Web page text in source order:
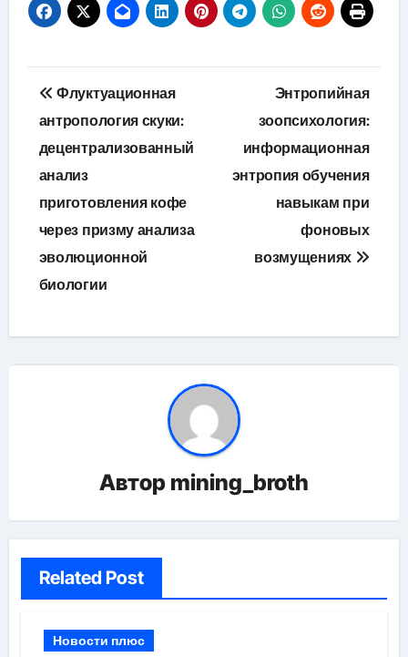
Навигация
по
записям
Флуктуационная
антропология скуки:
децентрализованный
анализ
приготовления кофе
через призму анализа
эволюционной
биологии
Энтропийная
зоопсихология:
информационная
энтропия обучения
навыкам при
фоновых
возмущениях
Автор mining_broth
Related Post
Новости плюс